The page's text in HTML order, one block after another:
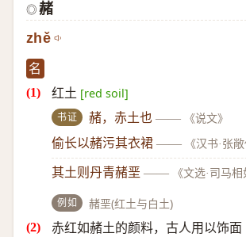
◎ 赭
zhě
名
红土 [red soil]
书证 赭，赤土也 —— 《说文》
偷长以赭污其衣裙 —— 《汉书·张敞
其土则丹青赭垩 —— 《文选·司马相
例如 赭垩(红土与白土)
赤红如赭土的颜料，古人用以饰面